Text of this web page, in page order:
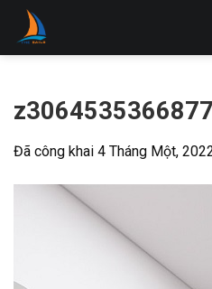
Skip
content
Đã công khai 4 Tháng Một,